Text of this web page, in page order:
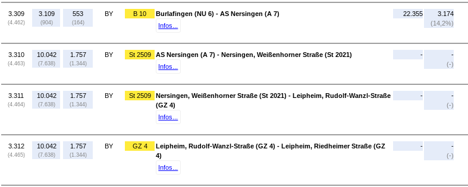
3.309
(4.462)
3.109
(904)
553
(164)
BY B 10
Burlafingen (NU 6) - AS Nersingen (A 7)
Infos...
22.355
3.174
(14,2%)
3.310
(4.463)
10.042
(7.638)
1.757
(1.344)
BY St 2509
AS Nersingen (A 7) - Nersingen, Weißenhorner Straße (St 2021)
Infos...
-
-
(-)
3.311
(4.464)
10.042
(7.638)
1.757
(1.344)
BY St 2509
Nersingen, Weißenhorner Straße (St 2021) - Leipheim, Rudolf-Wanzl-Straße
(GZ 4)
Infos...
-
-
(-)
3.312
(4.465)
10.042
(7.638)
1.757
(1.344)
BY GZ 4
Leipheim, Rudolf-Wanzl-Straße (GZ 4) - Leipheim, Riedheimer Straße (GZ
4)
Infos...
-
-
(-)